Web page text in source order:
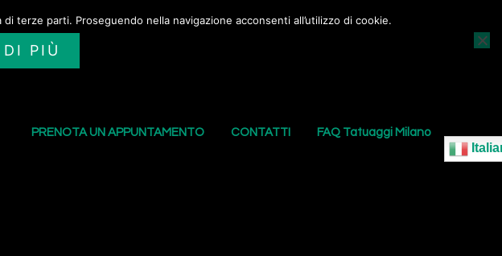
I NOSTRI TATUAGGI
PRENOTA UN APPUNTAMENTO CONTATTI FAQ Tatuaggi Milano
terze parti. Proseguendo nella navigazione acconsenti all’utilizzo di cookie.
DI PIÙ